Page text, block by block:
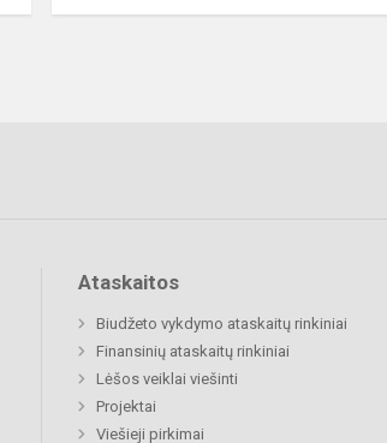
Ataskaitos
Biudžeto vykdymo ataskaitų rinkiniai
Finansinių ataskaitų rinkiniai
Lėšos veiklai viešinti
Projektai
Viešieji pirkimai